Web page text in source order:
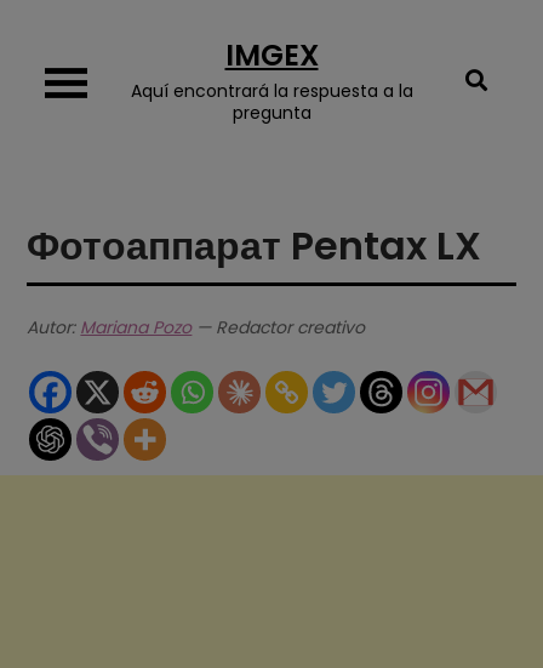
content
IMGEX
Aquí encontrará la respuesta a la
pregunta
Фотоаппарат Pentax LX
Autor: Mariana Pozo— Redactor creativo